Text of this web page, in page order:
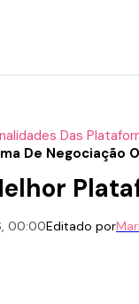
Das
De Negociação
00:00Editado por